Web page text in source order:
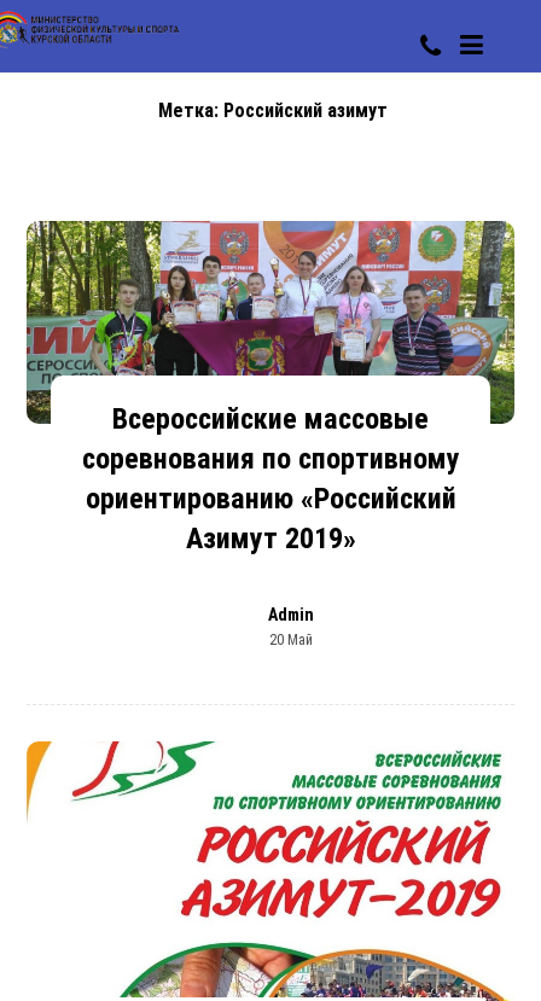
Метка: Российский азимут
Всероссийские массовые
соревнования по спортивному
ориентированию «Российский
Азимут 2019»
Admin
20 Май